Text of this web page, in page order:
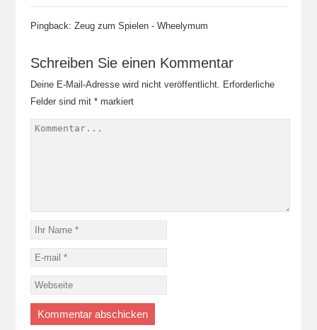
Pingback: Zeug zum Spielen - Wheelymum
Schreiben Sie einen Kommentar
Deine E-Mail-Adresse wird nicht veröffentlicht. Erforderliche
Felder sind mit *markiert